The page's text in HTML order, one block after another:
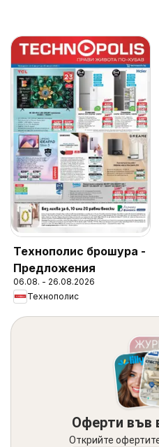
Технополис брошура -
Предложения
06.08. - 26.08.2026
Технополис
Оферти във
Открийте